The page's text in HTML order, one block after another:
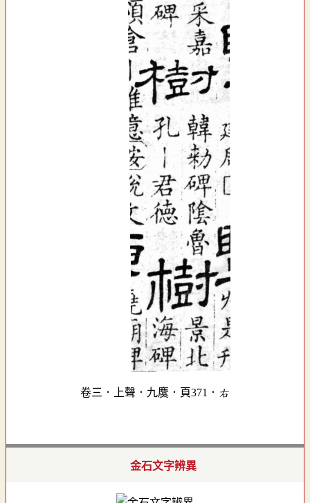
卷三．上聲．九麌．頁371．右
金石文字辨異